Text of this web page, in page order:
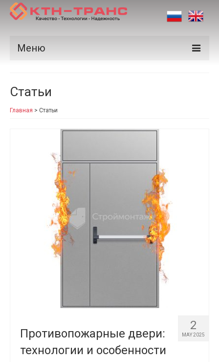
Меню
Производители
Рынки
Новости
Контакты
Статьи
Главная > Статьи
2
MAY 2025
Противопожарные двери:
технологии и особенности